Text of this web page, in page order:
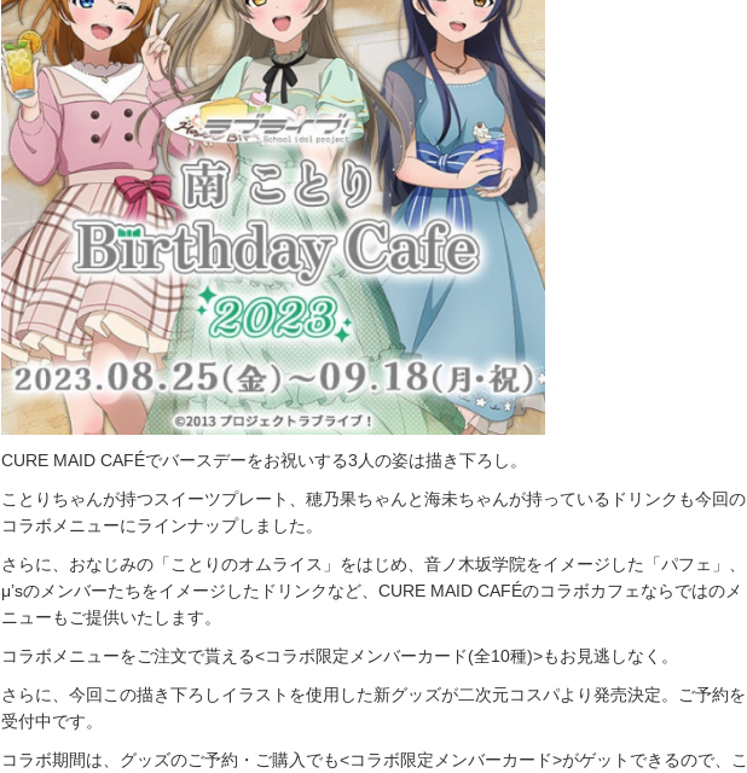
CURE MAID CAFÉでバースデーをお祝いする3人の姿は描き下ろし。
ことりちゃんが持つスイーツプレート、穂乃果ちゃんと海未ちゃんが持っているドリンクも今回の
コラボメニューにラインナップしました。
さらに、おなじみの「ことりのオムライス」をはじめ、音ノ木坂学院をイメージした「パフェ」、
μ’sのメンバーたちをイメージしたドリンクなど、CURE MAID CAFÉのコラボカフェならではのメ
ニューもご提供いたします。
コラボメニューをご注文で貰える<コラボ限定メンバーカード(全10種)>もお見逃しなく。
さらに、今回この描き下ろしイラストを使用した新グッズが二次元コスパより発売決定。ご予約を
受付中です。
コラボ期間は、グッズのご予約・ご購入でも<コラボ限定メンバーカード>がゲットできるので、こ